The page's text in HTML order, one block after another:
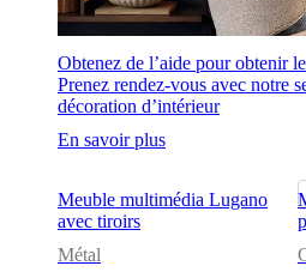
Obtenez de l’aide pour obtenir
Prenez rendez-vous avec notre
décoration d’intérieur
En savoir plus
Meuble multimédia Lugano
avec tiroirs
Métal